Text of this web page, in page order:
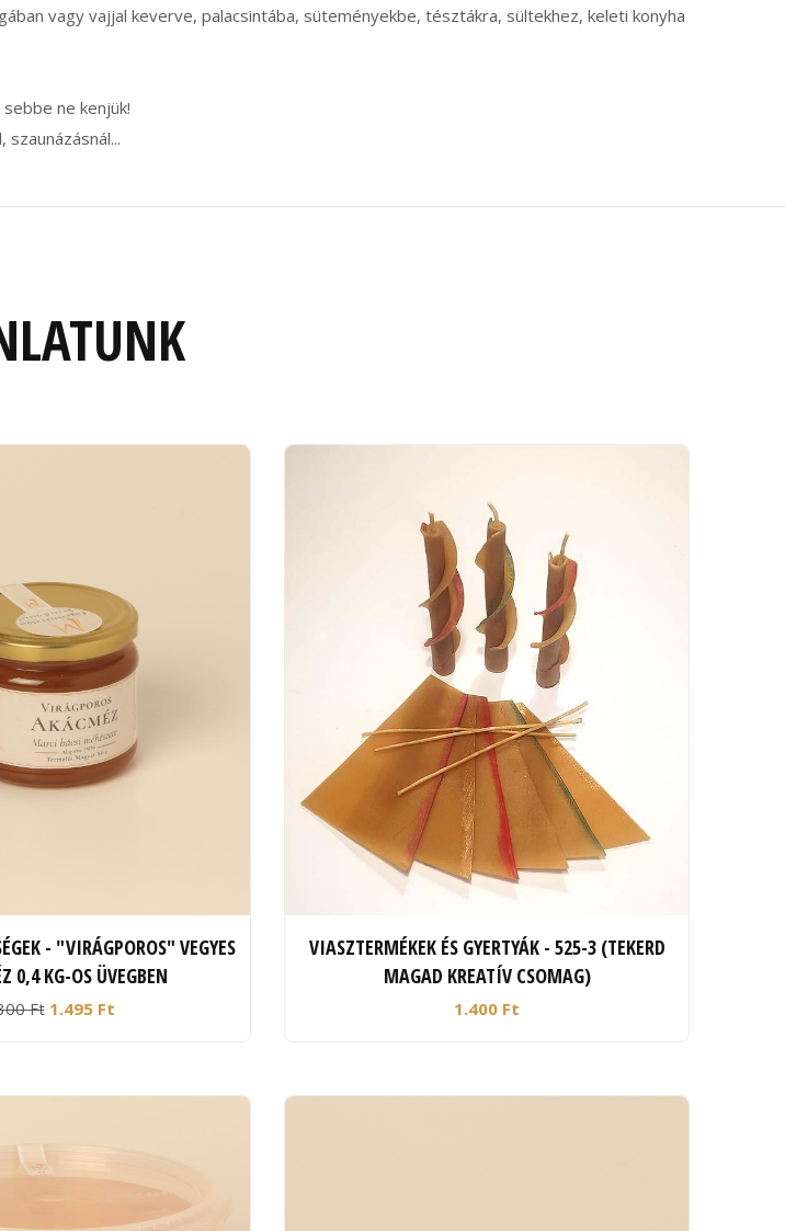
vagy vajjal keverve, palacsintába, süteményekbe, tésztákra, sültekhez, keleti konyha
ne kenjük!
- "VIRÁGPOROS" VEGYES
0,4 KG-OS ÜVEGBEN
Ft 1.495 Ft
VIASZTERMÉKEK ÉS GYERTYÁK - 525-3 (TEKERD
MAGAD KREATÍV CSOMAG)
1.400 Ft